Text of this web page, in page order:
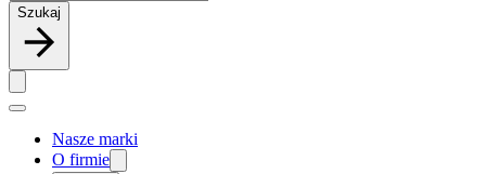
Szukaj
Nasze marki
O firmie